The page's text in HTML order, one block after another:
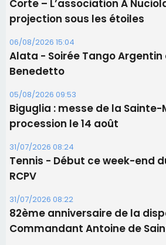
procession le 14 août
31/07/2026 08:24
Tennis - Début ce week-end
RCPV
31/07/2026 08:22
82ème anniversaire de la
Commandant Antoine de Saint
Les plus lus
Satine Nomary est la nouvelle
Éclipse du 12 août : la Corse aux
d'un spectacle qui ne reviendra